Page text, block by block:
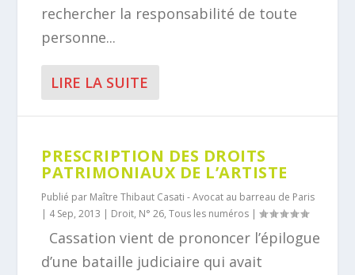
rechercher la responsabilité de toute
personne...
LIRE LA SUITE
PRESCRIPTION DES DROITS
PATRIMONIAUX DE L’ARTISTE
Publié par Maître Thibaut Casati - Avocat au barreau de Paris
| 4 Sep, 2013 | Droit, N° 26,Tous les numéros |
Cassation vient de prononcer l’épilogue
d’une bataille judiciaire qui avait